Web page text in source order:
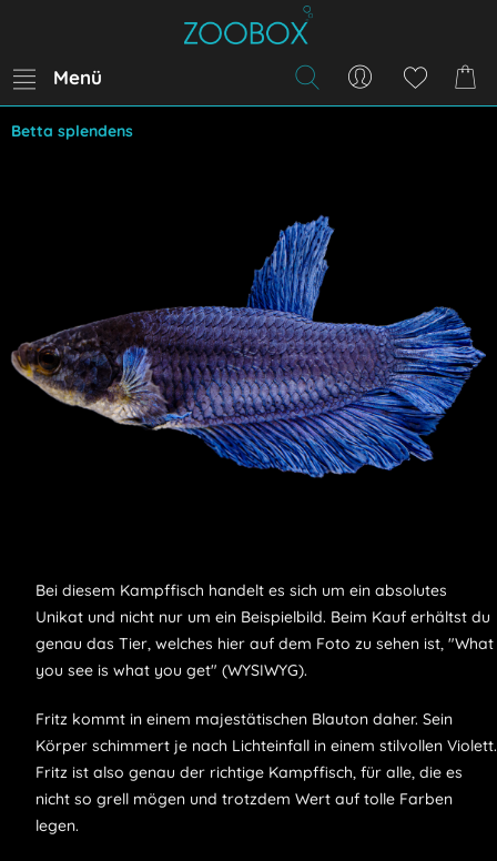
Menü
Betta splendens
Bei diesem Kampffisch handelt es sich um ein absolutes
Unikat und nicht nur um ein Beispielbild. Beim Kauf erhältst du
genau das Tier, welches hier auf dem Foto zu sehen ist, "What
you see is what you get" (WYSIWYG).
Fritz kommt in einem majestätischen Blauton daher. Sein
Körper schimmert je nach Lichteinfall in einem stilvollen Violett.
Fritz ist also genau der richtige Kampffisch, für alle, die es
nicht so grell mögen und trotzdem Wert auf tolle Farben
legen.